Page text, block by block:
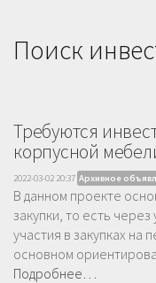
Поиск
Требуются
корпусной
2022-03-02 20:37 Архивное
В данном проекте
закупки, то есть
участия в закупках на
основном
Подробнее…